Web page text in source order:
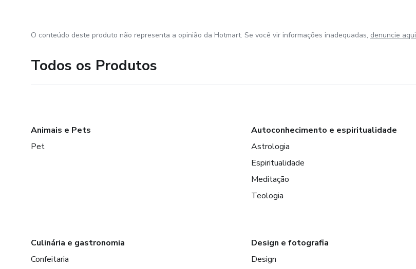
O conteúdo deste produto não representa a opinião da Hotmart. Se você vir informações inadequadas, denuncie aqui
Todos os Produtos
Animais e Pets
Pet
Autoconhecimento e espiritualidade
Astrologia
Espiritualidade
Meditação
Teologia
Culinária e gastronomia
Confeitaria
Design e fotografia
Design